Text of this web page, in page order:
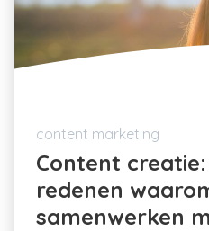
content marketing
Content
redenen
samenwerken